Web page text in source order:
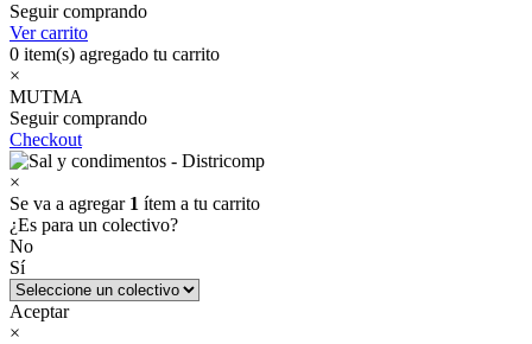
Seguir comprando
Ver carrito
0 item(s) agregado tu carrito
×
MUTMA
Seguir comprando
Checkout
×
Se va a agregar 1 ítem a tu carrito
¿Es para un colectivo?
No
Sí
Aceptar
×